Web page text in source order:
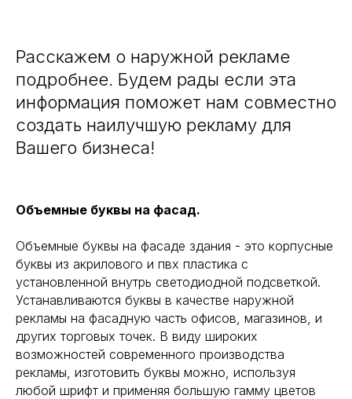
Расскажем о наружной рекламе
подробнее. Будем рады если эта
информация поможет нам совместно
создать наилучшую рекламу для
Вашего бизнеса!
Объемные буквы на фасад.
Объемные буквы на фасаде здания - это корпусные
буквы из акрилового и пвх пластика с
установленной внутрь светодиодной подсветкой.
Устанавливаются буквы в качестве наружной
рекламы на фасадную часть офисов, магазинов, и
других торговых точек. В виду широких
возможностей современного производства
рекламы, изготовить буквы можно, используя
любой шрифт и применяя большую гамму цветов